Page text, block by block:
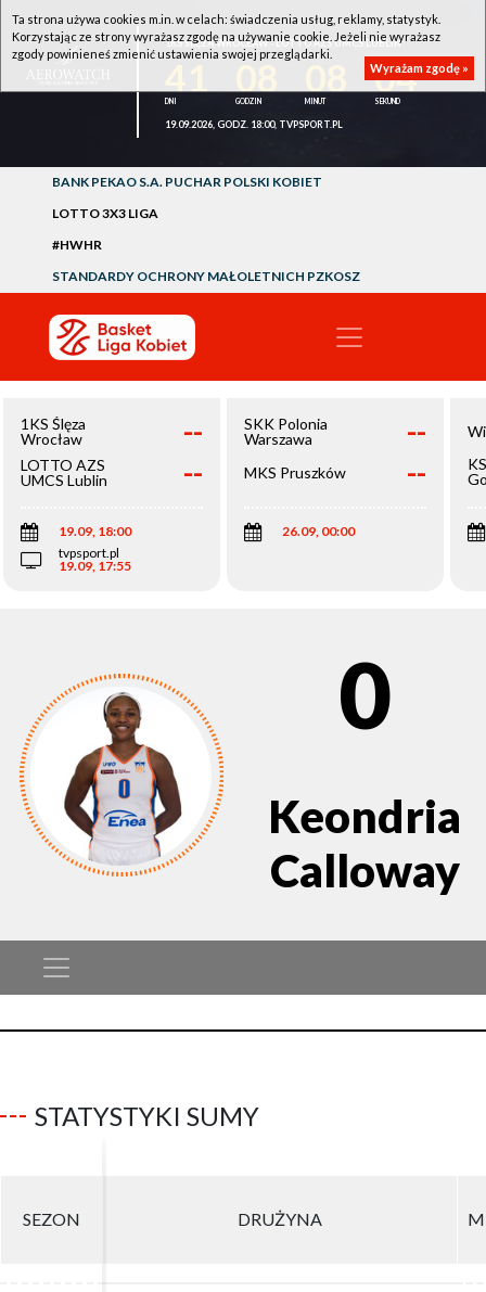
1KS ŚLĘZA WROCŁAW - LOTTO AZS UMCS LUBLIN
04
19.09.2026, GODZ. 18:00, TVPSPORT.PL
BANK PEKAO S.A. PUCHAR POLSKI KOBIET
LOTTO 3X3 LIGA
#HWHR
STANDARDY OCHRONY MAŁOLETNICH PZKOSZ
1KS Ślęza
Wrocław
--
LOTTO AZS
UMCS Lublin
--
19.09, 18:00
tvpsport.pl
19.09, 17:55
SKK Polonia
Warszawa
--
MKS Pruszków --
26.09, 00:00
0
Keondria
Calloway
STATYSTYKI SUMY
SEZON DRUŻYNA M
SEZON DRUŻYNA M
Ta strona używa cookies m.in. w celach: świadczenia usług, reklamy, statystyk.
Korzystając ze strony wyrażasz zgodę na używanie cookie. Jeżeli nie wyrażasz
zgody powinieneś zmienić ustawienia swojej przeglądarki.
Wyrażam zgodę »